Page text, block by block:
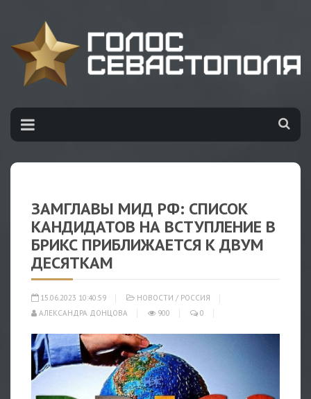
ЗАМГЛАВЫ МИД РФ: СПИСОК
КАНДИДАТОВ НА ВСТУПЛЕНИЕ В
БРИКС ПРИБЛИЖАЕТСЯ К ДВУМ
ДЕСЯТКАМ
15.06.2023 10:40:59 НОВОСТИ / РОССИЯ
АЛЕКСАНДРА ДОНЦОВА
900 0